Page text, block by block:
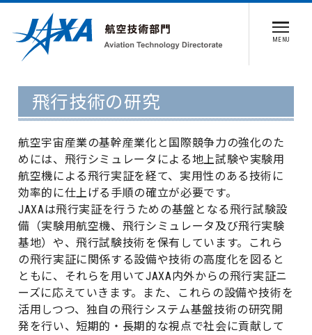
MENU
飛行技術の研究
航空宇宙産業の基幹産業化と国際競争力の強化のた
めには、飛行シミュレータによる地上試験や実験用
航空機による飛行実証を経て、実用性のある技術に
効率的に仕上げる手順の確立が必要です。
JAXAは飛行実証を行うための基盤となる飛行試験設
備（実験用航空機、飛行シミュレータ及び飛行実験
基地）や、飛行試験技術を保有しています。これら
の飛行実証に関係する設備や技術の高度化を図ると
ともに、それらを用いてJAXA内外からの飛行実証ニ
ーズに応えていきます。また、これらの設備や技術を
活用しつつ、独自の飛行システム基盤技術の研究開
発を行い、短期的・長期的な視点で社会に貢献して